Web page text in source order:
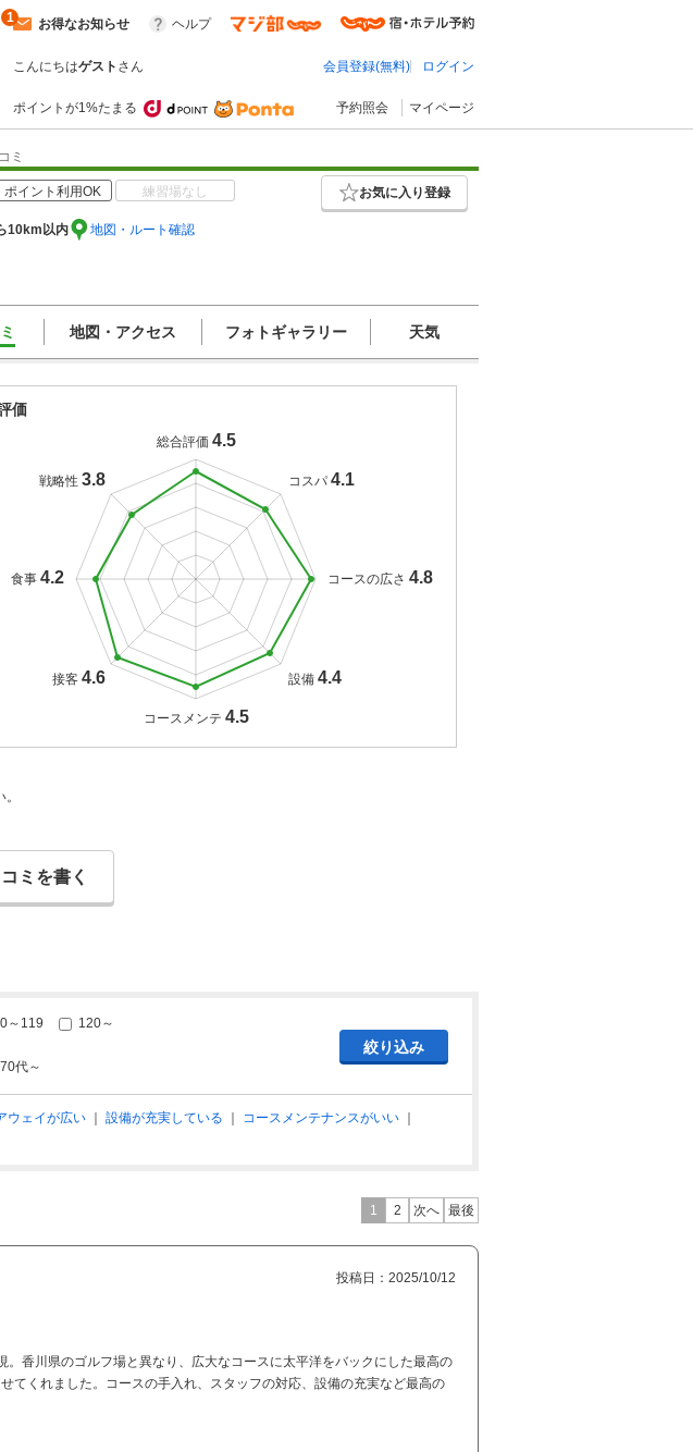
お得なお知らせ
1 ヘルプ
こんにちはゲスト さん 会員登録(無料) ログイン
ポイントが1%たまる 予約照会 マイページ
ミ
ポイント利用OK 練習場なし お気に入り登録
10km以内 地図・ルート確認
地図・アクセス フォトギャラリー 天気
価
総合評価 4.5
コスパ 4.1
コースの広さ 4.8
設備 4.4
コースメンテ 4.5
接客 4.6
食事 4.2
戦略性 3.8
ミを書く
～119
120～
70代～
ウェイが広い 設備が充実している コースメンテナンスがいい
1 2 次へ 最後
投稿日：2025/10/12
。香川県のゴルフ場と異なり、広大なコースに太平洋をバックにした最高の
てくれました。コースの手入れ、スタッフの対応、設備の充実など最高の